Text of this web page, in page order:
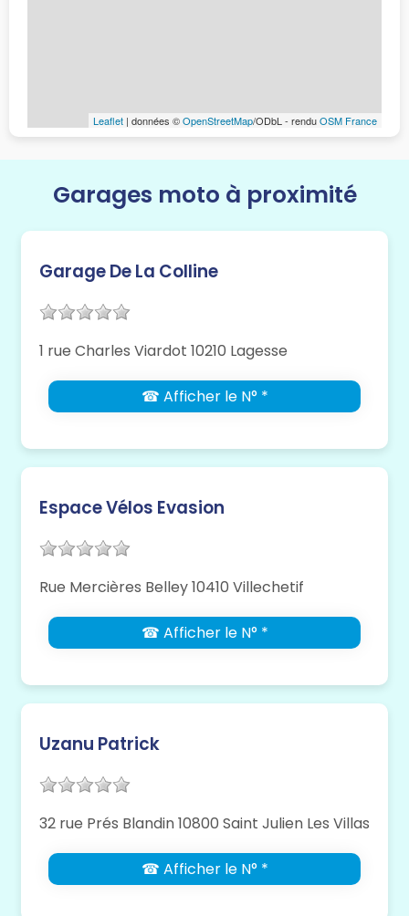
Leaflet | données ©OpenStreetMap/ODbL - renduOSM France
Garages moto à proximité
Garage De La Colline
1 rue Charles Viardot 10210 Lagesse
☎ Afficher le N° *
Espace Vélos Evasion
Rue Mercières Belley 10410 Villechetif
☎ Afficher le N° *
Uzanu Patrick
32 rue Prés Blandin 10800 Saint Julien Les Villas
☎ Afficher le N° *